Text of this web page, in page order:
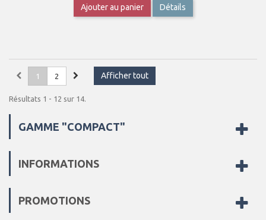
Ajouter au panier Détails
Afficher tout
1 2
Résultats 1 - 12 sur 14.
GAMME "COMPACT"
INFORMATIONS
PROMOTIONS